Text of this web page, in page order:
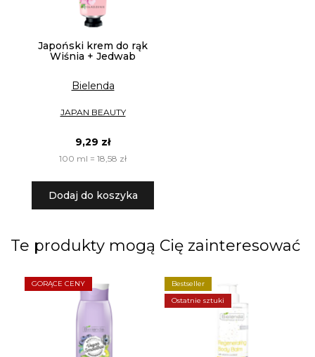
Japoński krem do rąk
Wiśnia + Jedwab
Bielenda
JAPAN BEAUTY
9,29 zł
100 ml = 18,58 zł
Dodaj do koszyka
Te produkty mogą Cię zainteresować
GORĄCE CENY
Bestseller
Ostatnie sztuki